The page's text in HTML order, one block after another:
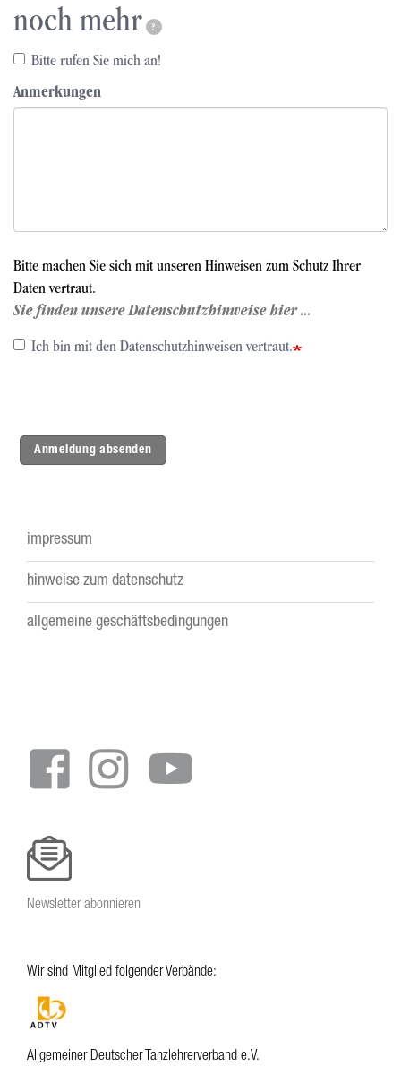
noch mehr ?
Bitte rufen Sie mich an!
Anmerkungen
Bitte machen Sie sich mit unseren Hinweisen zum Schutz Ihrer
Daten vertraut.
Sie finden unsere Datenschutzhinweise hier ...
Ich bin mit den Datenschutzhinweisen vertraut.
Anmeldung absenden
Footer
menu
impressum
hinweise zum datenschutz
allgemeine geschäftsbedingungen
Newsletter abonnieren
Wir sind Mitglied folgender Verbände:
Allgemeiner Deutscher Tanzlehrerverband e.V.